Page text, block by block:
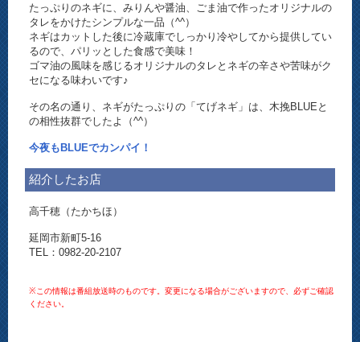
たっぷりのネギに、みりんや醤油、ごま油で作ったオリジナルの
タレをかけたシンプルな一品（^^）
ネギはカットした後に冷蔵庫でしっかり冷やしてから提供してい
るので、パリッとした食感で美味！
ゴマ油の風味を感じるオリジナルのタレとネギの辛さや苦味がク
セになる味わいです♪
その名の通り、ネギがたっぷりの「てげネギ」は、木挽BLUEと
の相性抜群でしたよ（^^）
今夜もBLUEでカンパイ！
紹介したお店
高千穂（たかちほ）
延岡市新町5-16
TEL：0982-20-2107
※この情報は番組放送時のものです。変更になる場合がございますので、必ずご確認
ください。